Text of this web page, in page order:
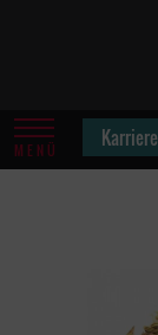
MENÜ Karriere